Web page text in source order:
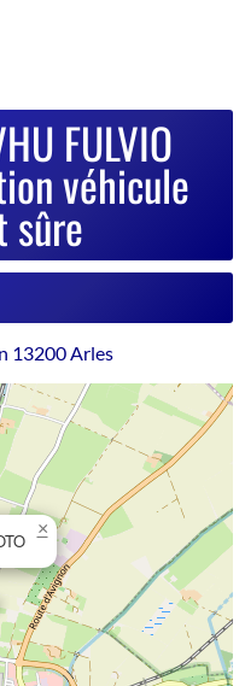
FULVIO
véhicule
sûre
13200 Arles
×